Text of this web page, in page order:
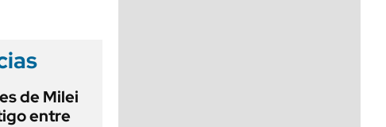
de Milei
entre